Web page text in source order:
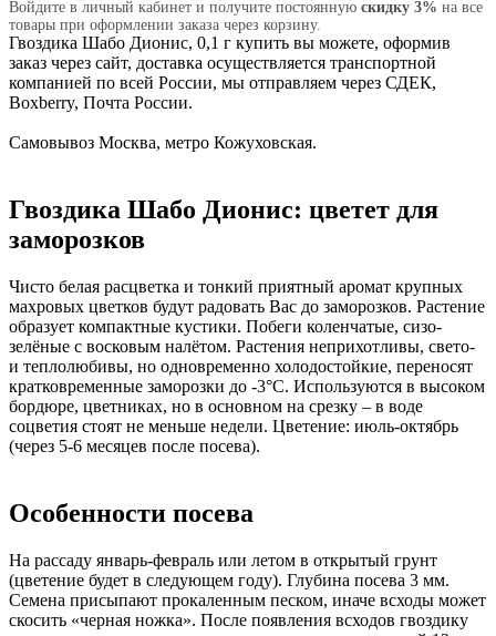
Войдите в личный кабинет и получите постоянную скидку 3% на все
товары при оформлении заказа через корзину.
Гвоздика Шабо Дионис, 0,1 г купить вы можете, оформив
заказ через сайт, доставка осуществляется транспортной
компанией по всей России, мы отправляем через СДЕК,
Boxberry, Почта России.
Самовывоз Москва, метро Кожуховская.
Гвоздика Шабо Дионис: цветет для
заморозков
Чисто белая расцветка и тонкий приятный аромат крупных
махровых цветков будут радовать Вас до заморозков. Растение
образует компактные кустики. Побеги коленчатые, сизо-
зелёные с восковым налётом. Растения неприхотливы, свето-
и теплолюбивы, но одновременно холодостойкие, переносят
кратковременные заморозки до -3°С. Используются в высоком
бордюре, цветниках, но в основном на срезку – в воде
соцветия стоят не меньше недели. Цветение: июль-октябрь
(через 5-6 месяцев после посева).
Особенности посева
На рассаду январь-февраль или летом в открытый грунт
(цветение будет в следующем году). Глубина посева 3 мм.
Семена присыпают прокаленным песком, иначе всходы может
скосить «черная ножка». После появления всходов гвоздику